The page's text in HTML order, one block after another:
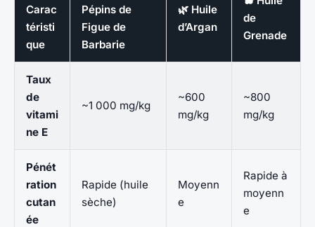
Carac
téristi
que
Pépins de
Figue de
Barbarie
🌿 Huile
d’Argan
de
Grenade
Taux
de
vitami
ne E
~1 000 mg/kg
~600
mg/kg
~800
mg/kg
Pénét
ration
cutan
ée
Rapide (huile
sèche)
Moyenn
e
Rapide à
moyenn
e